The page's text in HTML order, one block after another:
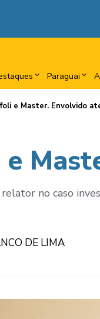
Paraguai
e Master. Envolvido
no caso
DE LIMA